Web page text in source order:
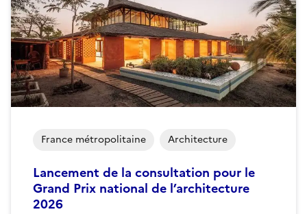
Lancement de la consultation pour le
Grand Prix national de l’architecture
2026
France métropolitaine Architecture